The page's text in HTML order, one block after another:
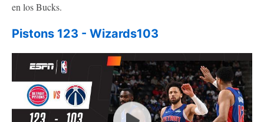
en los Bucks.
Pistons 123 - Wizards103